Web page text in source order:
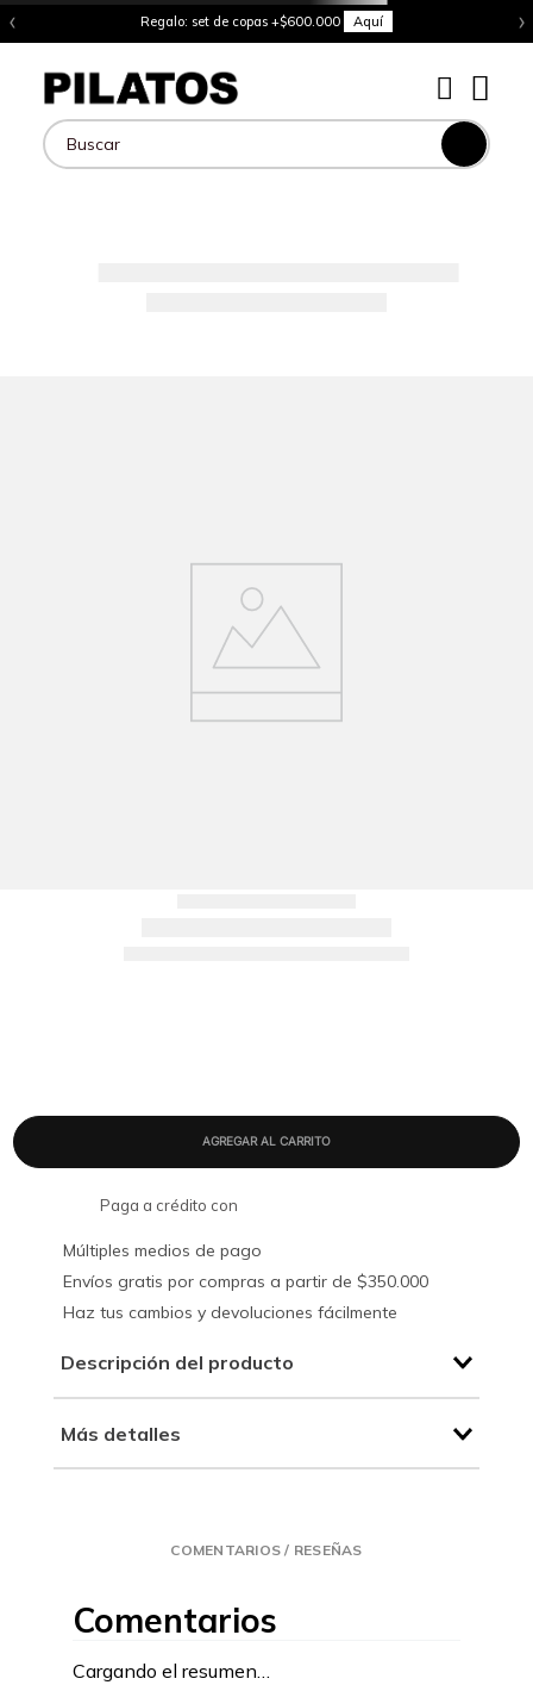
‹ Regalo: set de copas +$600.000 Aquí ›
Buscar
Paga a crédito con
Múltiples medios de pago
Envíos gratis por compras a partir de $350.000
Haz tus cambios y devoluciones fácilmente
Descripción del producto
Más detalles
COMENTARIOS / RESEÑAS
Comentarios
Cargando el resumen…